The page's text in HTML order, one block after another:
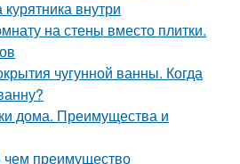
внутри
на стены вместо плитки.
чугунной ванны. Когда
дома. Преимущества и
преимущество